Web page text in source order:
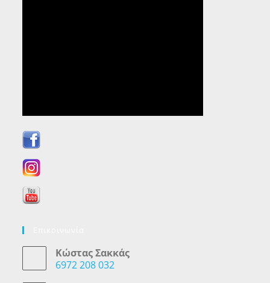
Κώστας Σακκάς
6972 208 032